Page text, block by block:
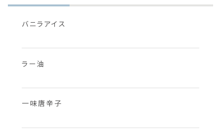
バニラアイス
ラー油
一味唐辛子